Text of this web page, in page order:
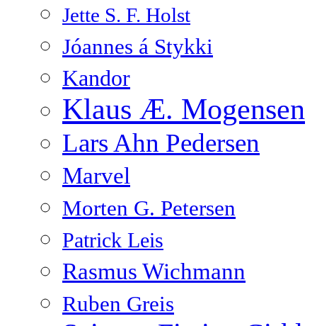
Jette S. F. Holst
Jóannes á Stykki
Kandor
Klaus Æ. Mogensen
Lars Ahn Pedersen
Marvel
Morten G. Petersen
Patrick Leis
Rasmus Wichmann
Ruben Greis